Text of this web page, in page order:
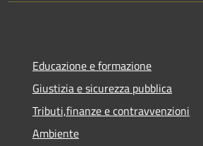
Educazione e formazione
Giustizia e sicurezza pubblica
Tributi,finanze e contravvenzioni
Ambiente